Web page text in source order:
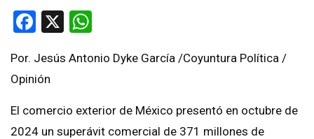
Facebook
X
Por. Jesús Antonio Dyke García /Coyuntura Política /
Opinión
El comercio exterior de México presentó en octubre de
2024 un superávit comercial de 371 millones de